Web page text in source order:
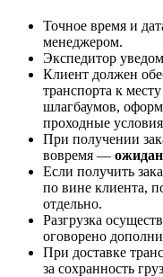
Точное время и
менеджером.
Экспедитор
Клиент должен
транспорта к
шлагбаумов,
проходные
При получении
вовремя —
Если получить
по вине клиента,
отдельно.
Разгрузка
оговорено
При доставке
за сохранность